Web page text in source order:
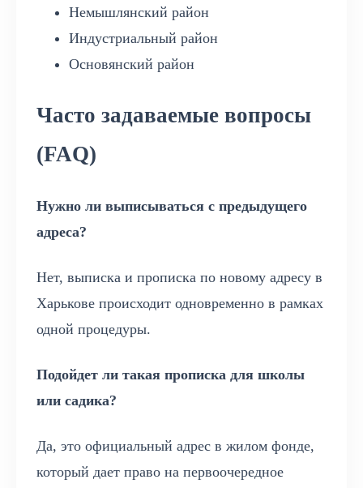
Немышлянский район
Индустриальный район
Основянский район
Часто задаваемые вопросы
(FAQ)
Нужно ли выписываться с предыдущего
адреса?
Нет, выписка и прописка по новому адресу в
Харькове происходит одновременно в рамках
одной процедуры.
Подойдет ли такая прописка для школы
или садика?
Да, это официальный адрес в жилом фонде,
который дает право на первоочередное